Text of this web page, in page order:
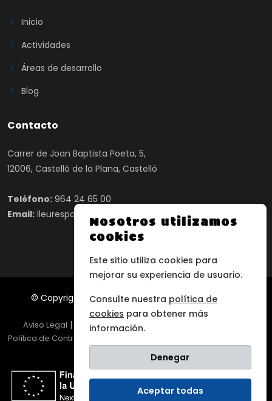
Inicio
Actividades
Áreas de desarrollo
Blog
Contacto
Carrer de Joan Baptista Poeta, 5,
12006, Castelló de la Plana, Castelló
Teléfono: 964 24 65 00
Email: lleuresport@lleuresport.com
© Copyright 2025 Lleuresport, Todos los derechos
reservados
Aviso Legal | Política de Privacidad
Política de Contratación
Nosotros utilizamos
cookies
Este sitio utiliza cookies para
mejorar su experiencia de usuario.
Consulte nuestra política de
cookies para obtener más
información.
Denegar
Aceptar todas